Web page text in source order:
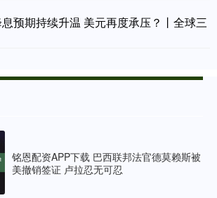
预期持续升温 美元再度承压？丨全球三
铭恩配资APP下载 巴西联邦法官德莫赖斯被
美撤销签证 卢拉忍无可忍